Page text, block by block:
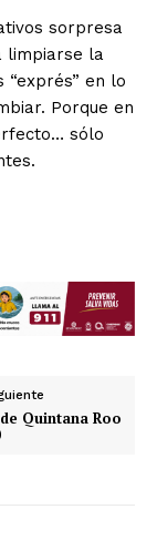
sorpresa
limpiarse la
en lo
Porque en
sólo
Quintana Roo